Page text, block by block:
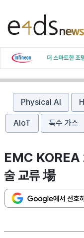
Physical AI
AIoT 특수 가스
EMC KOREA
술 교류 場